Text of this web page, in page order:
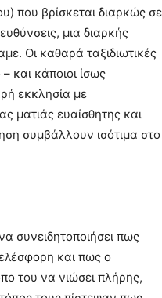
που βρίσκεται διαρκώς σε
μια διαρκής
Οι καθαρά ταξιδιωτικές
και κάποιοι ίσως
εκκλησία με
ματιάς ευαίσθητης και
συμβάλλουν ισότιμα στο
συνειδητοποιήσει πως
και πως ο
του να νιώσει πλήρης,